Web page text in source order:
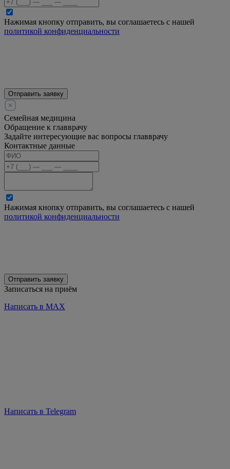
Нажимая кнопку отправить, вы соглашаетесь с нашей
политикой конфиденциальности
Отправить заявку
Семейная медицина
Обращение к главврачу
Задайте интересующие вас вопросы главврачу
Контактные данные
Нажимая кнопку отправить, вы соглашаетесь с нашей
политикой конфиденциальности
Отправить заявку
Записаться на приём
Написать в MAX
Написать в Telegram